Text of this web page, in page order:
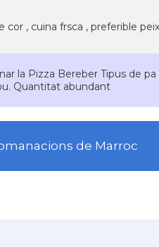
, cuina frsca , preferible
la Pizza Bereber Tipus de
Quantitat abundant
de Marroc